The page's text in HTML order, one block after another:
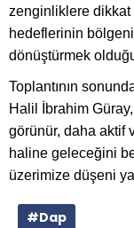
zenginliklere dikkat
hedeflerinin
dönüştürmek
Toplantının
Halil İbrahim
görünür, daha aktif
haline geleceğini
üzerimize düşeni
#Dap